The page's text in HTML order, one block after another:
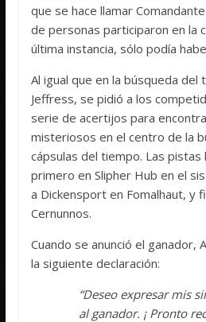
que se hace llamar
de personas participaron en la
última instancia, sólo podía
Al igual que en la búsqueda
Jeffress, se pidió a los
serie de acertijos para
misteriosos en el centro de la
cápsulas del tiempo. Las
primero en Slipher Hub en el
a Dickensport en Fomalhaut, y
Cernunnos.
Cuando se anunció el ganador,
la siguiente declaración:
“Deseo expresar mis
al ganador. ¡ Pronto